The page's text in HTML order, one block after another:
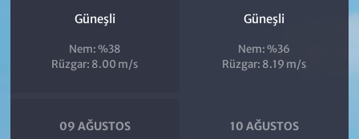
Güneşli
Nem: %38
Rüzgar: 8.00 m/s
Güneşli
Nem: %36
Rüzgar: 8.19 m/s
09 AĞUSTOS 10 AĞUSTOS